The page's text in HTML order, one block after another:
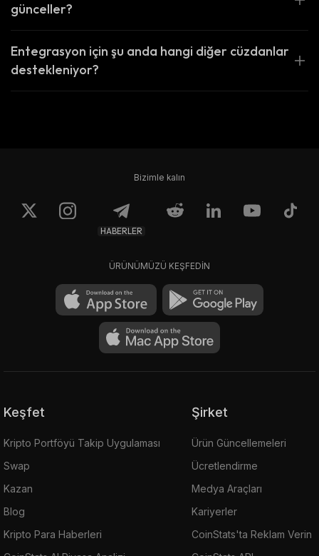
günceller?
Entegrasyon için şu anda hangi diğer cüzdanlar
destekleniyor?
Bizimle kalın
HABERLER
ÜRÜNÜMÜZÜ KEŞFEDİN
Keşfet
Kripto Portföyü Takip Uygulaması
Swap
Kazan
Blog
Kripto Para Haberleri
Şirket
Ürün Güncellemeleri
Ücretlendirme
Medya Araçları
Kariyerler
CoinStats'ta Reklam Verin